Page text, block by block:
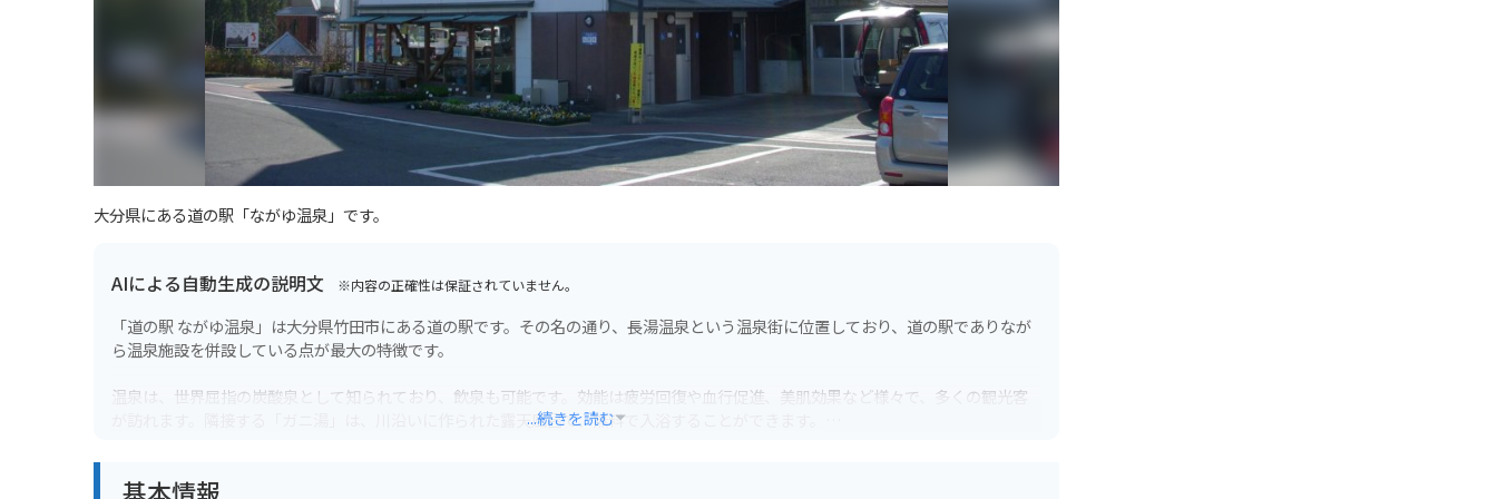
大分県にある道の駅「ながゆ温泉」です。
AIによる自動生成の説明文 ※内容の正確性は保証されていません。
「道の駅 ながゆ温泉」は大分県竹田市にある道の駅です。その名の通り、長湯温泉という温泉街に位置しており、道の駅でありなが
ら温泉施設を併設している点が最大の特徴です。
温泉は、世界屈指の炭酸泉として知られており、飲泉も可能です。効能は疲労回復や血行促進、美肌効果など様々で、多くの観光客
が訪れます。隣接する「ガニ湯」は、川沿いに作られた露天風呂で、無料で入浴することができます。
品を販売するショップもあり、お土産探しにも最適です。特に、温泉熱を利用して作られた「温泉蒸しプリン」は、道の駅の人気商
...続きを読む
基本情報